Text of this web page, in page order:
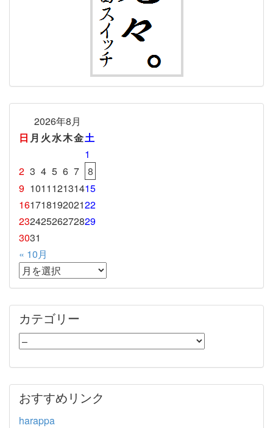
2026年8月
日 月 火水木金土
1
2 3 4 5 6 7
8
9 101112131415
16171819202122
23242526272829
3031
« 10月
カテゴリー
おすすめリンク
harappa